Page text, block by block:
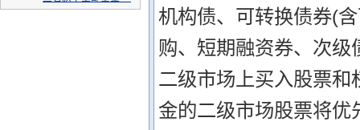
机构债、可转换债券(
购、短期融资券、次
二级市场上买入股票
金的二级市场股票将